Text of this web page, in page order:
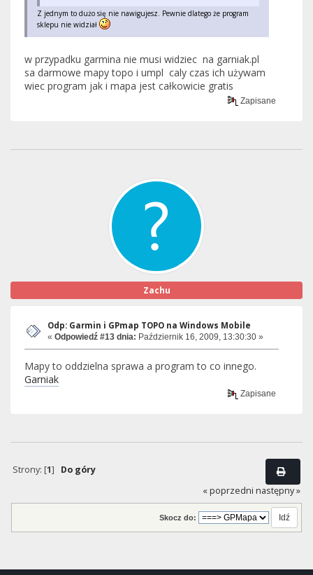
Z jednym to dużo się nie nawigujesz. Pewnie dlatego że program
sklepu nie widział
w przypadku garmina nie musi widziec na garniak.pl
sa darmowe mapy topo i umpl caly czas ich używam
wiec program jak i mapa jest całkowicie gratis
Zapisane
Zachu
Odp: Garmin i GPmap TOPO na Windows Mobile
« Odpowiedź #13 dnia: Październik 16, 2009, 13:30:30 »
Mapy to oddzielna sprawa a program to co innego.
Garniak
Zapisane
Strony: [1] Do góry
« poprzedni następny »
Skocz do: